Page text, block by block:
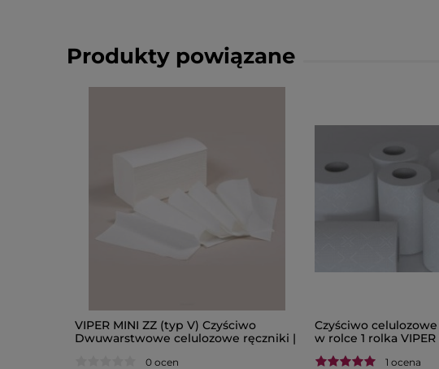
Produkty powiązane
VIPER MINI ZZ (typ V) Czyściwo
Dwuwarstwowe celulozowe ręczniki |
0 ocen
Czyściwo
w rolce 1 rolka VIPER
1 ocena